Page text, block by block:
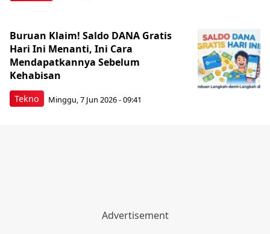
Tekno
Buruan Klaim! Saldo DANA Gratis
Hari Ini Menanti, Ini Cara
Mendapatkannya Sebelum
Kehabisan
Minggu, 7 Jun 2026 - 09:41